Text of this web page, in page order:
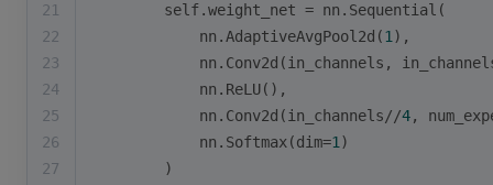
21
        self.weight_net = nn.Sequential(
22
            nn.AdaptiveAvgPool2d(
1 ),
23
nn.Conv2d(in_channels,
24
            nn.ReLU(),
25
            nn.Conv2d(in_channels//
4,
26
            nn.Softmax(dim=
1 )
27
        )